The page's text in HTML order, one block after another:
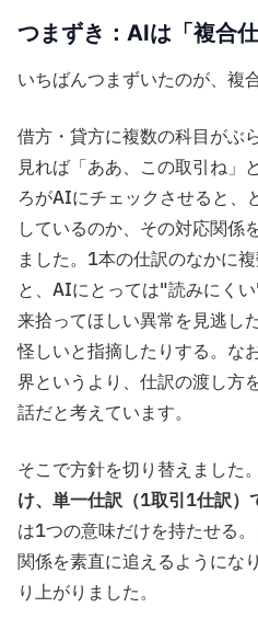
つまずき：AIは「複合
いちばんつまずいたのが、複
借方・貸方に複数の科目がぶ
見れば「ああ、この取引ね」
ろがAIにチェックさせると、
しているのか、その対応関係
ました。1本の仕訳のなかに
と、AIにとっては"読みにく
来拾ってほしい異常を見逃し
怪しいと指摘したりする。な
界というより、仕訳の渡し方
話だと考えています。
そこで方針を切り替えました。
け、単一仕訳（1取引1仕訳）
は1つの意味だけを持たせる
関係を素直に追えるようにな
り上がりました。